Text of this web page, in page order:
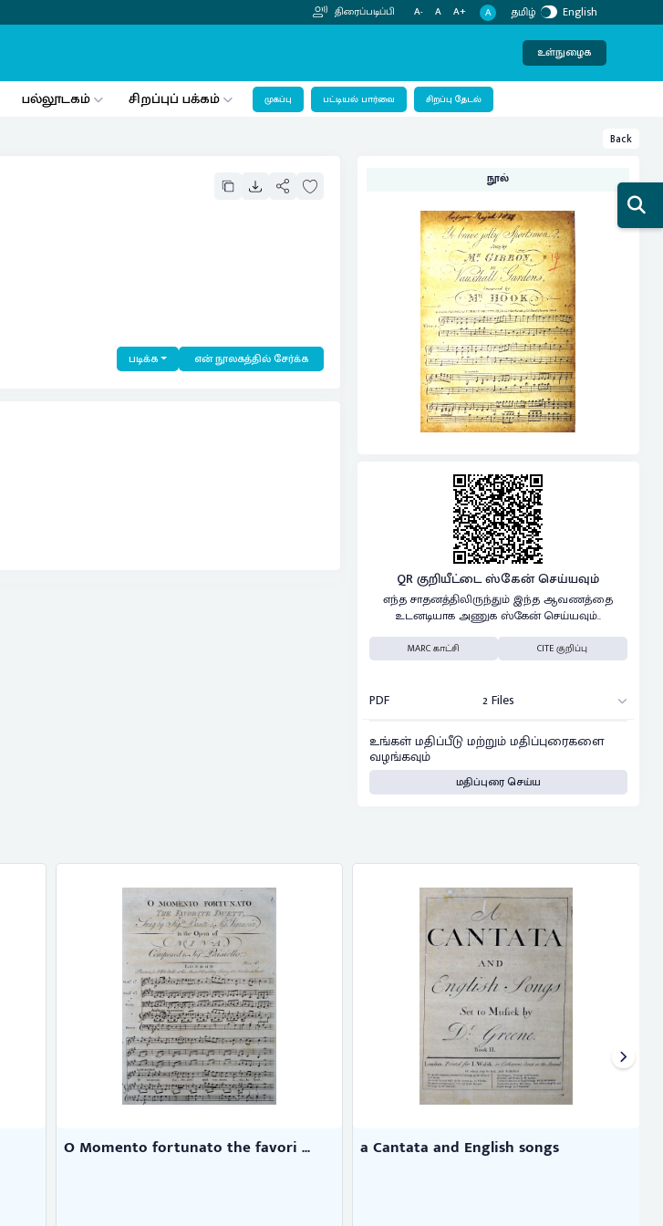
திரைப்படிப்பி A- A A+ A தமிழ் English
உள்நுழைக
பல்லூடகம் சிறப்புப் பக்கம் முகப்பு பட்டியல் பார்வை சிறப்பு தேடல்
Back
படிக்க என் நூலகத்தில் சேர்க்க
நூல்
QR குறியீட்டை ஸ்கேன் செய்யவும்
எந்த சாதனத்திலிருந்தும் இந்த ஆவணத்தை
உடனடியாக அணுக ஸ்கேன் செய்யவும்..
MARC காட்சி CITE குறிப்பு
PDF 2 Files
உங்கள் மதிப்பீடு மற்றும் மதிப்புரைகளை
வழங்கவும்
மதிப்புரை செய்ய
O Momento fortunato the favori ... a Cantata and English songs